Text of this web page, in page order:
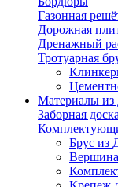
Газонная
Дорожная
Дренажный
Тротуарная
Материалы
Заборная
Брус из